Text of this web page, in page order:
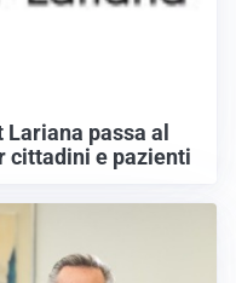
passa al
cittadini e pazienti